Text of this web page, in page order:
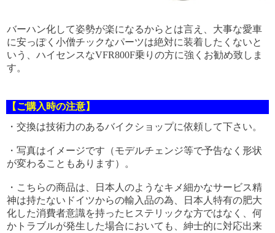
バーハン化して姿勢が楽になるからとは言え、大事な愛車
に安っぽく小僧チックなパーツは絶対に装着したくないと
いう、ハイセンスなVFR800F乗りの方に強くお勧め致しま
す。
【ご購入時の注意】
・交換は技術力のあるバイクショップに依頼して下さい。
・写真はイメージです（モデルチェンジ等で予告なく形状
が変わることもあります）。
・こちらの商品は、日本人のようなキメ細かなサービス精
神は持たないドイツからの輸入品の為、日本人特有の肥大
化した消費者意識を持ったヒステリックな方ではなく、何
かトラブルが発生した場合においても、紳士的に対応出来